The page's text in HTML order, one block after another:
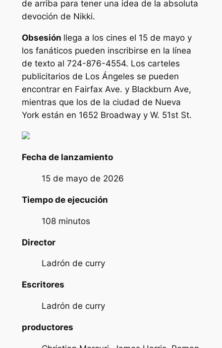
de arriba para tener una idea de la absoluta
devoción de Nikki.
Obsesión llega a los cines el 15 de mayo y
los fanáticos pueden inscribirse en la línea
de texto al 724-876-4554. Los carteles
publicitarios de Los Ángeles se pueden
encontrar en Fairfax Ave. y Blackburn Ave,
mientras que los de la ciudad de Nueva
York están en 1652 Broadway y W. 51st St.
Fecha de lanzamiento
15 de mayo de 2026
Tiempo de ejecución
108 minutos
Director
Ladrón de curry
Escritores
Ladrón de curry
productores